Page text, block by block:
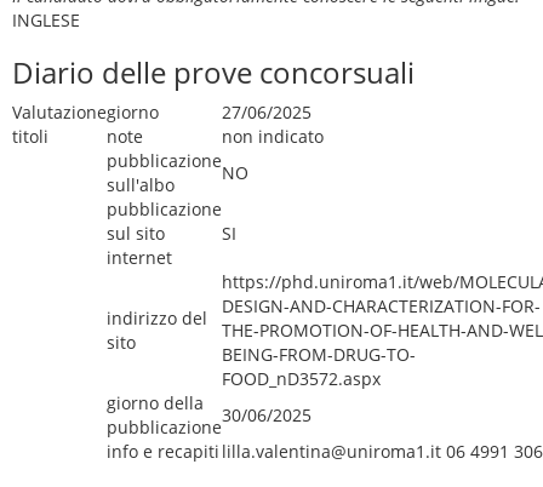
INGLESE
Diario delle prove concorsuali
Valutazione
titoli
giorno
27/06/2025
note
non indicato
pubblicazione
sull'albo
NO
pubblicazione
sul sito
internet
SI
indirizzo del
sito
https://phd.uniroma1.it/web/
DESIGN-AND-CHARACTERIZATION-FOR-
THE-PROMOTION-OF-HEALTH-AND-
BEING-FROM-DRUG-TO-
FOOD_nD3572.aspx
giorno della
pubblicazione
30/06/2025
info e recapiti lilla.valentina@uniroma1.it 06 4991